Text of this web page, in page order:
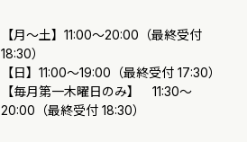
【月～土】11:00～20:00（最終受付
18:30）
【日】11:00～19:00（最終受付 17:30）
【毎月第一木曜日のみ】 11:30～
20:00（最終受付 18:30）